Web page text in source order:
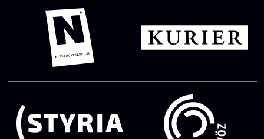
SVG Datei SVG Datei
SVG Datei SVG Datei